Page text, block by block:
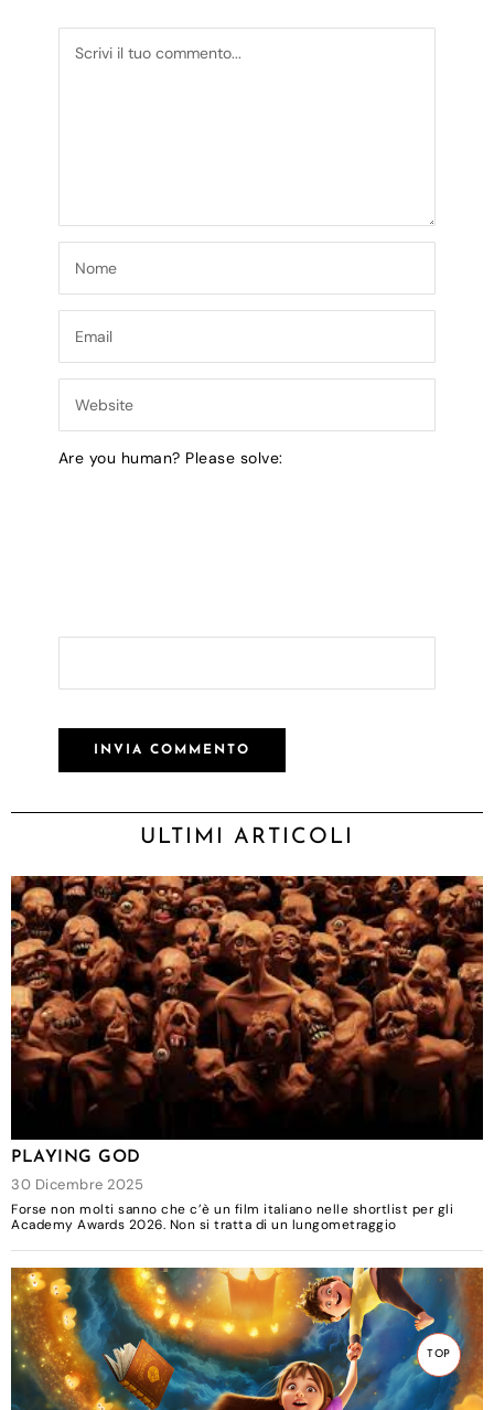
Are you human? Please solve:
ULTIMI ARTICOLI
PLAYING GOD
30 Dicembre 2025
Forse non molti sanno che c’è un film italiano nelle shortlist per gli
Academy Awards 2026. Non si tratta di un lungometraggio
TOP